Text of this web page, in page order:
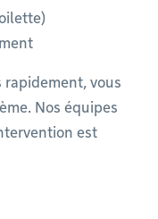
rapidement, vous
Nos équipes
est